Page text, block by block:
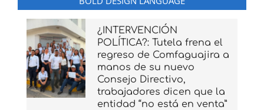
¿INTERVENCIÓN
POLÍTICA?: Tutela frena el
regreso de Comfaguajira a
manos de su nuevo
Consejo Directivo,
trabajadores dicen que la
entidad “no está en venta”